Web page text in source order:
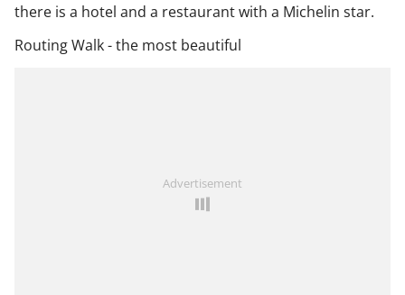
there is a hotel and a restaurant with a Michelin star.
Routing Walk - the most beautiful
Advertisement